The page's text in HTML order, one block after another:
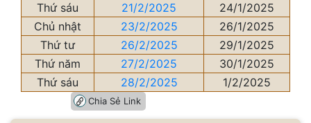
Thứ sáu
21/2/2025
24/1/2025
Chủ nhật
23/2/2025
26/1/2025
Thứ tư
26/2/2025
29/1/2025
Thứ năm
27/2/2025
30/1/2025
Thứ sáu
28/2/2025 1/2/2025
Chia Sẻ Link